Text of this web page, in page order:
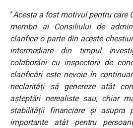
”Acesta a fost motivul pentru care
membri ai Consiliului de
clarifice o parte din aceste
intermediare din timpul
colaborării cu inspectorii de
clarificări este nevoie în
neclarități să genereze atât
așteptări nerealiste sau, chiar
stabilității financiare și asupra
importante atât pentru